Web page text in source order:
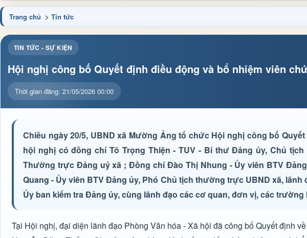
Trang chủ > Tin tức
TIN TỨC - SỰ KIỆN
Hội nghị công bố Quyết định điều động và bổ nhiệm viên
Thời gian đăng: 21/05/2026 00:00
Chiều ngày 20/5, UBND xã Mường Ảng tổ chức Hội nghị công bố
hội nghị có đồng chí Tô Trọng Thiện - TUV - Bí thư Đảng ủy, Chủ
Thường trực Đảng uỷ xã ; Đồng chí Đào Thị Nhung - Ủy viên BTV
Quang - Ủy viên BTV Đảng ủy, Phó Chủ tịch thường trực UBND xã,
Ủy ban kiểm tra Đảng ủy, cùng lãnh đạo các cơ quan, đơn vị, các trường
Tại Hội nghị, đại diện lãnh đạo Phòng Văn hóa - Xã hội đã công bố Quyết định